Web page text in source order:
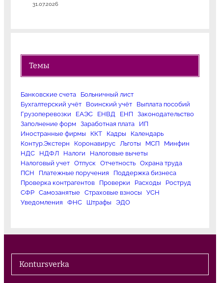
31.07.2026
Темы
Банковские счета
Больничный лист
Бухгалтерский учёт
Воинский учёт
Выплата пособий
Грузоперевозки
ЕАЭС ЕНВД ЕНП
Законодательство
Заполнение форм
Заработная плата
ИП
Иностранные фирмы
ККТ Кадры
Календарь
Контур.Экстерн
Коронавирус Льготы МСП
Минфин
НДС
НДФЛ Налоги
Налоговые вычеты
Налоговый учет
Отпуск Отчетность
Охрана труда
ПСН
Платежные поручения
Поддержка бизнеса
Проверка контрагентов
Проверки Расходы
Роструд
СФР
Самозанятые Страховые взносы
УСН
Уведомления
ФНС Штрафы ЭДО
Kontursverka